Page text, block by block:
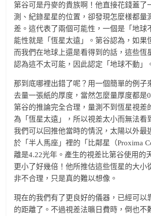
第谷可是丹麥的貴族啊！他直接花錢蓋了
測、紀錄星星的位置，卻發現怎麼樣都量
差。這代表了兩個可能性，一個是「地球
能性就是「恆星太遠」。第谷認為，如果
而我們在地球上還是看得到的話，這些恆
認為這不太可能，因此認定「地球不動」
那到底哪裡出錯了呢？用一個簡單的例子
去量一張紙的厚度，當然怎麼量厚度都是
第谷的推論完全合理，量測不到恆星視差
為「恆星太遠」，所以視差太小而無法看
我們可以回推他當時的情況，太陽以外最
於「半人馬座」裡的「比鄰星（Proxima
離是4.22光年。產生的視差比第谷使用的
更小了好幾倍！他所推估這些恆星的大小
非不合理，只是真的難以想像。
現在的我們有了更良好的儀器，已經可以
的距離了。不過視差法曠日費時，倒也不